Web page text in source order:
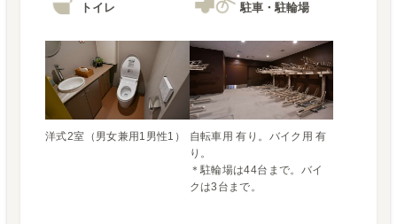
トイレ 駐車・駐輪場
自転車用 有り。バイク用 有
り。
＊駐輪場は44台まで。バイ
クは3台まで。